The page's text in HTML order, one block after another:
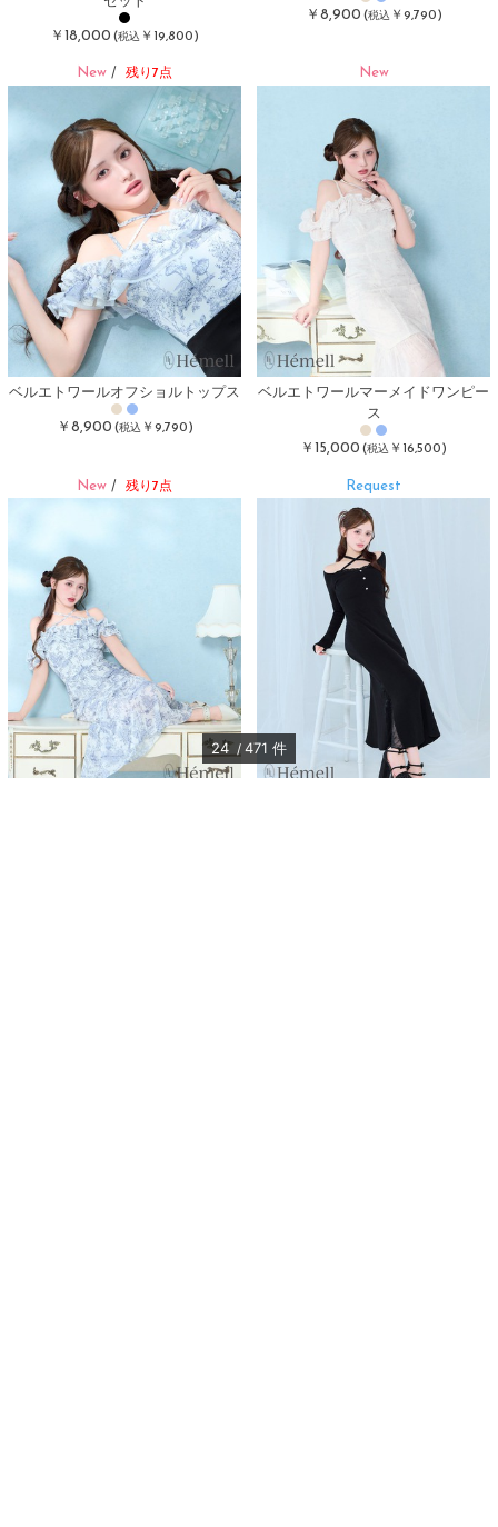
￥18,000(税込 ￥19,800)
￥8,900(税込 ￥9,790)
New / 残り7点
ベルエトワールオフショルトップス
￥8,900(税込￥9,790)
New
ベルエトワールマーメイドワンピー
ス
￥15,000(税込 ￥16,500)
New / 残り7点 Request
24 471 件